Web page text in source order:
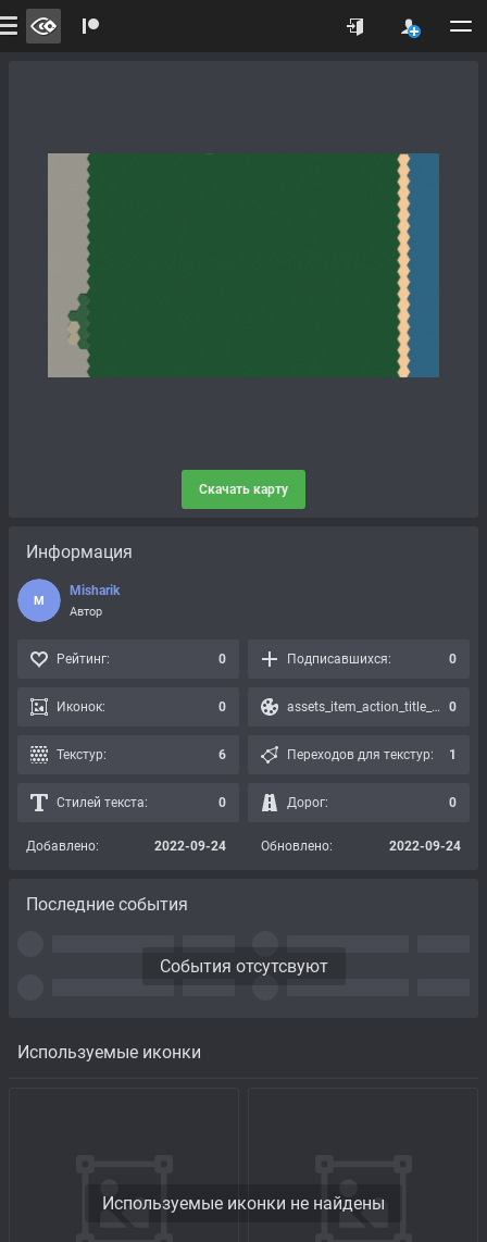
Скачать карту
Используемые иконки
Используемые иконки не найдены
Информация
M
Misharik
Автор
Рейтинг: 0 Подписавшихся: 0
Иконок: 0 assets_item_action_title_icons_presets: 0
Текстур: 6 Переходов для текстур: 1
Стилей текста: 0 Дорог: 0
Добавлено: 2022-09-24 Обновлено: 2022-09-24
Последние события
События отсутсвуют